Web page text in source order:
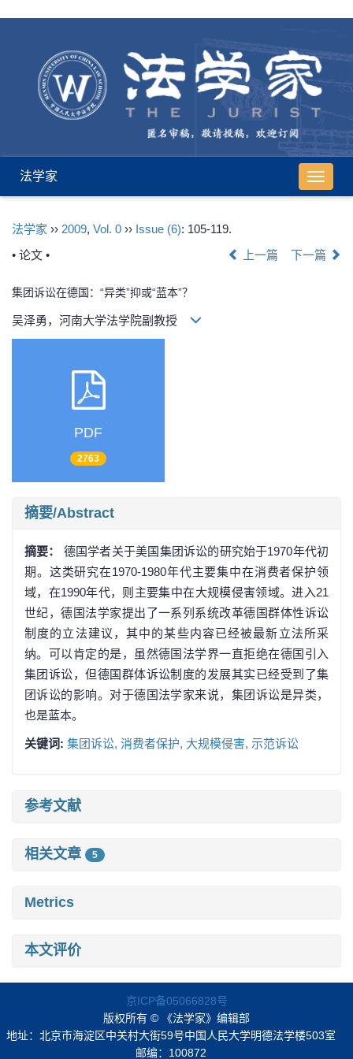
导
航
法学家
法学家 ›› 2009, Vol. 0 ›› Issue (6): 105-119.
• 论文 •
上一篇 下一篇
集团诉讼在德国：“异类”抑或“蓝本”？
吴泽勇，河南大学法学院副教授
PDF
2763
摘要/Abstract
摘要： 德国学者关于美国集团诉讼的研究始于1970年代初
期。这类研究在1970-1980年代主要集中在消费者保护领
域，在1990年代，则主要集中在大规模侵害领域。进入21
世纪，德国法学家提出了一系列系统改革德国群体性诉讼
制度的立法建议，其中的某些内容已经被最新立法所采
纳。可以肯定的是，虽然德国法学界一直拒绝在德国引入
集团诉讼，但德国群体诉讼制度的发展其实已经受到了集
团诉讼的影响。对于德国法学家来说，集团诉讼是异类，
也是蓝本。
关键词: 集团诉讼, 消费者保护, 大规模侵害, 示范诉讼
参考文献
相关文章 5
Metrics
本文评价
京ICP备05066828号
版权所有 © 《法学家》编辑部
地址：北京市海淀区中关村大街59号中国人民大学明德法学楼503室
邮编：100872